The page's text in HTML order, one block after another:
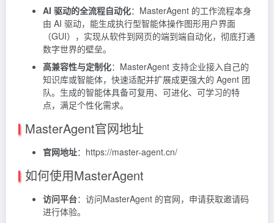
AI 驱动的全流程自动化：MasterAgent 的工作流程本身
由 AI 驱动，能生成执行型智能体操作图形用户界面
（GUI），实现从软件到网页的端到端自动化，彻底打通
数字世界的壁垒。
高兼容性与定制化：MasterAgent 支持企业接入自己的
知识库或智能体，快速适配并扩展成更强大的 Agent 团
队。生成的智能体具备可复用、可进化、可学习的特
点，满足个性化需求。
MasterAgent官网地址
官网地址：https://master-agent.cn/
如何使用MasterAgent
访问平台：访问MasterAgent 的官网，申请获取邀请码
进行体验。